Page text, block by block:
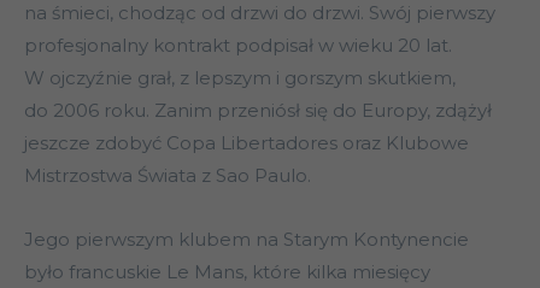
na śmieci, chodząc od drzwi do drzwi. Swój pierwszy
profesjonalny kontrakt podpisał w wieku 20 lat.
W ojczyźnie grał, z lepszym i gorszym skutkiem,
do 2006 roku. Zanim przeniósł się do Europy, zdążył
jeszcze zdobyć Copa Libertadores oraz Klubowe
Mistrzostwa Świata z Sao Paulo.
Jego pierwszym klubem na Starym Kontynencie
było francuskie Le Mans, które kilka miesięcy